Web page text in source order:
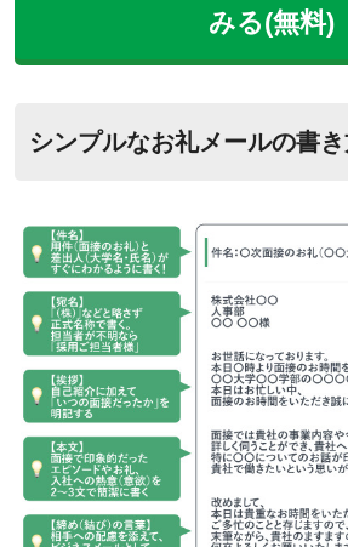
みる(無料)
シンプルなお礼メールの書